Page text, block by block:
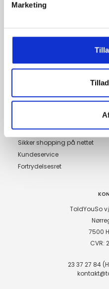
Marketing
Betalingsmetoder
Sikker shopping på nettet
Kundeservice
Fortrydelsesret
ToldYouSo
7500
CVR:
23 37 27 84